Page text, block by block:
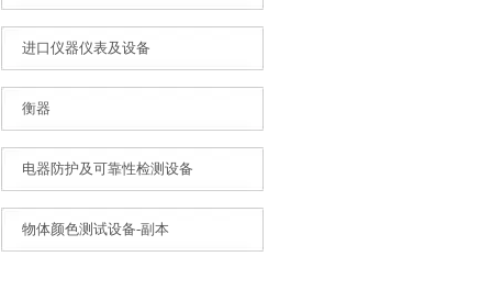
进口仪器仪表及设备
衡器
电器防护及可靠性检测设备
物体颜色测试设备-副本